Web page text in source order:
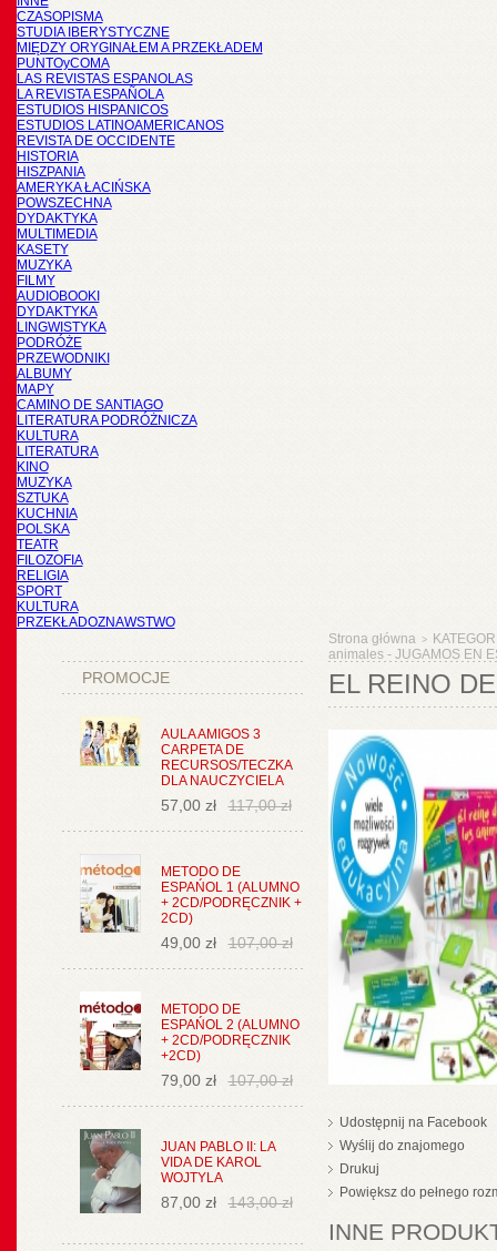
CZASOPISMA
STUDIA IBERYSTYCZNE
MIĘDZY ORYGINAŁEM A PRZEKŁADEM
PUNTOyCOMA
LAS REVISTAS ESPANOLAS
LA REVISTA ESPAÑOLA
ESTUDIOS HISPANICOS
ESTUDIOS LATINOAMERICANOS
REVISTA DE OCCIDENTE
HISTORIA
HISZPANIA
AMERYKA ŁACIŃSKA
POWSZECHNA
DYDAKTYKA
MULTIMEDIA
KASETY
MUZYKA
FILMY
AUDIOBOOKI
DYDAKTYKA
LINGWISTYKA
PODRÓŻE
PRZEWODNIKI
ALBUMY
MAPY
CAMINO DE SANTIAGO
LITERATURA PODRÓŻNICZA
KULTURA
LITERATURA
KINO
MUZYKA
SZTUKA
KUCHNIA
POLSKA
TEATR
FILOZOFIA
RELIGIA
SPORT
KULTURA
PRZEKŁADOZNAWSTWO
PROMOCJE
AULA AMIGOS 3
CARPETA DE
RECURSOS/TECZKA
DLA NAUCZYCIELA
57,00 zł 117,00 zł
METODO DE
ESPAŃOL 1 (ALUMNO
+ 2CD/PODRĘCZNIK +
2CD)
49,00 zł 107,00 zł
METODO DE
ESPAŃOL 2 (ALUMNO
+ 2CD/PODRĘCZNIK
+2CD)
79,00 zł 107,00 zł
JUAN PABLO II: LA
VIDA DE KAROL
WOJTYLA
87,00 zł 143,00 zł
Strona główna >
animales - JUGAMOS EN
EL REINO
Udostępnij na Facebook
Wyślij do znajomego
Drukuj
Powiększ do pełnego
INNE